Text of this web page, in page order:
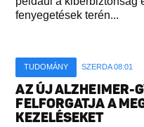
fenyegetések terén...
TUDOMÁNY SZERDA 08:01
AZ ÚJ ALZHEIMER-
FELFORGATJA A
KEZELÉSEKET